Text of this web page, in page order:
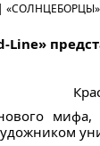
|
Line»
мифа,